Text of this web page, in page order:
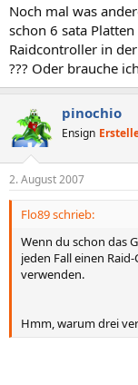
Noch mal was
schon 6 sata
Raidcontroller in
??? Oder brauche
pinochio
Ensign
2. August 2007
Flo89 schrieb:
Wenn du schon das
jeden Fall einen
verwenden.
Hmm, warum drei